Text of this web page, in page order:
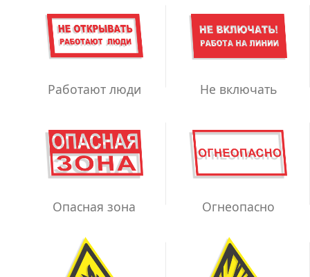
Работают люди Не включать
Опасная зона Огнеопасно